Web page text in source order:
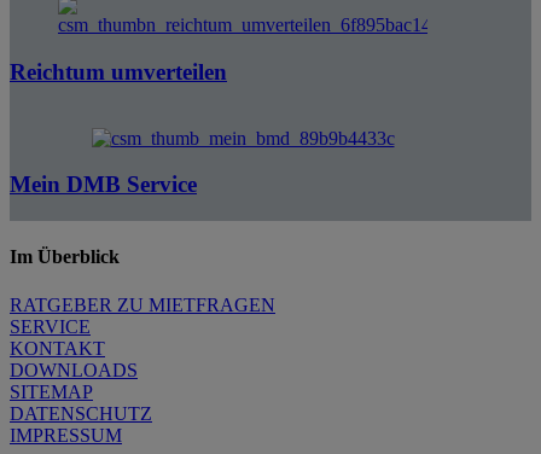
Reichtum umverteilen
Mein DMB Service
Im Überblick
RATGEBER ZU MIETFRAGEN
SERVICE
KONTAKT
DOWNLOADS
SITEMAP
DATENSCHUTZ
IMPRESSUM